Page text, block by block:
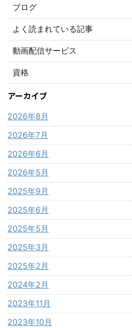
ブログ
よく読まれている記事
動画配信サービス
資格
アーカイブ
2026年8月
2026年7月
2026年6月
2026年5月
2025年9月
2025年6月
2025年5月
2025年3月
2025年2月
2024年2月
2023年11月
2023年10月